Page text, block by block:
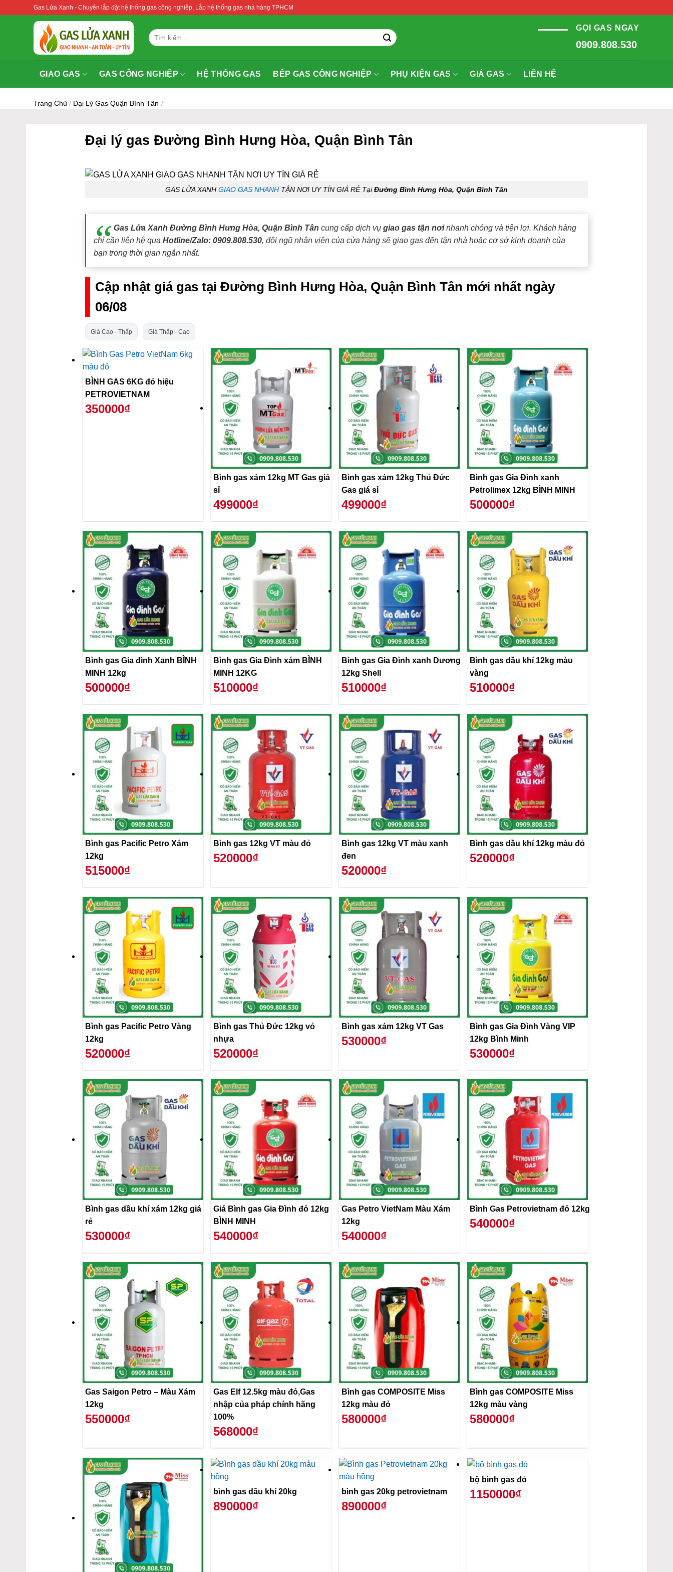
Gas Lửa Xanh - Chuyên lắp đặt hệ thống gas công nghiệp, Lắp hệ thống gas nhà hàng TPHCM
Tìm
kiếm:
GỌI GAS NGAY
0909.808.530
GIAO GAS GAS CÔNG NGHIỆP HỆ THỐNG GAS BẾP GAS CÔNG NGHIỆP PHỤ KIỆN GAS GIÁ GAS LIÊN HỆ
Trang Chủ / Đại Lý Gas Quận Bình Tân /
Đại lý gas Đường Bình Hưng Hòa, Quận Bình Tân
GAS LỬA XANH GIAO GAS NHANHTẬN NƠI UY TÍN GIÁ RẺ TạiĐường Bình Hưng Hòa, Quận Bình Tân
Gas Lửa Xanh Đường Bình Hưng Hòa, Quận Bình Tân cung cấp dịch vụgiao gas tận nơinhanh chóng và tiện lợi. Khách hàng
chỉ cần liên hệ quaHotline/Zalo: 0909.808.530, đội ngũ nhân viên của cửa hàng sẽ giao gas đến tận nhà hoặc cơ sở kinh doanh của
bạn trong thời gian ngắn nhất.
Cập nhật giá gas tại Đường Bình Hưng Hòa, Quận Bình Tân mới nhất ngày
06/08
Giá Cao - Thấp Giá Thấp - Cao
BÌNH GAS 6KG đỏ hiệu
PETROVIETNAM
350000₫
Bình gas xám 12kg MT Gas giá
sỉ
499000₫
Bình gas xám 12kg Thủ Đức
Gas giá sỉ
499000₫
Bình gas Gia Đình xanh
Petrolimex 12kg BÌNH MINH
500000₫
Bình gas Gia đình Xanh BÌNH
MINH 12kg
500000₫
Bình gas Gia Đình xám BÌNH
MINH 12KG
510000₫
Bình gas Gia Đình xanh Dương
12kg Shell
510000₫
Bình gas dầu khí 12kg màu
vàng
510000₫
Bình gas Pacific Petro Xám
12kg
515000₫
Bình gas 12kg VT màu đỏ
520000₫
Bình gas 12kg VT màu xanh
đen
520000₫
Bình gas dầu khí 12kg màu đỏ
520000₫
Bình gas Pacific Petro Vàng
12kg
520000₫
Bình gas Thủ Đức 12kg vỏ
nhựa
520000₫
Bình gas xám 12kg VT Gas
530000₫
Bình gas Gia Đình Vàng VIP
12kg Bình Minh
530000₫
Bình gas dầu khí xám 12kg giá
rẻ
530000₫
Giá Bình gas Gia Đình đỏ 12kg
BÌNH MINH
540000₫
Gas Petro VietNam Màu Xám
12kg
540000₫
Bình Gas Petrovietnam đỏ 12kg
540000₫
Gas Saigon Petro – Màu Xám
12kg
550000₫
Gas Elf 12.5kg màu đỏ,Gas
nhập của pháp chính hãng
100%
568000₫
Bình gas COMPOSITE Miss
12kg màu đỏ
580000₫
Bình gas COMPOSITE Miss
12kg màu vàng
580000₫
bình gas dầu khí 20kg
890000₫
bình gas 20kg petrovietnam
890000₫
bộ bình gas đỏ
1150000₫